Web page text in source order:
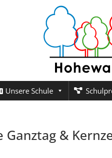
Unsere Schule
Ganztag &